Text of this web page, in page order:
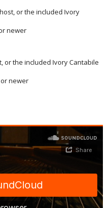
host, or the included Ivory
newer
or the included Ivory Cantabile
newer